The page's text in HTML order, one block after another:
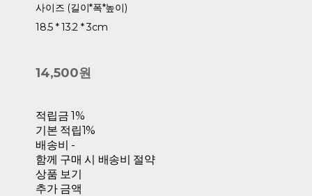
사이즈 (길이*폭*높이)
18.5 * 13.2 * 3cm
14,500원
적립금 1%
기본 적립1%
배송비 -
함께 구매 시 배송비 절약
상품 보기
추가 금액